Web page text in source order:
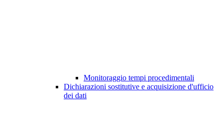
Monitoraggio tempi procedimentali
Dichiarazioni sostitutive e acquisizione d'ufficio
dei dati